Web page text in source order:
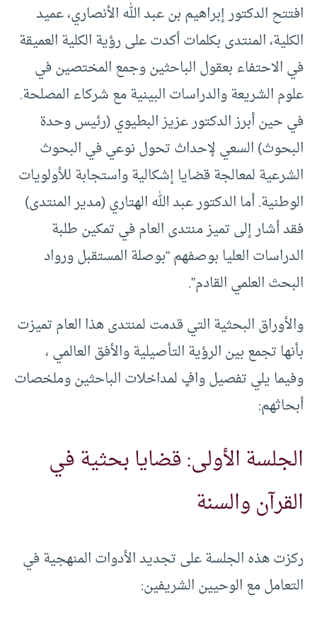
افتتح الدكتور إبراهيم بن عبد الله الأنصاري، عميد
الكلية، المنتدى بكلمات أكدت على رؤية الكلية العميقة
في الاحتفاء بعقول الباحثين وجمع المختصين في
علوم الشريعة والدراسات البينية مع شركاء المصلحة.
في حين أبرز الدكتور عزيز البطيوي (رئيس وحدة
البحوث) السعي لإحداث تحول نوعي في البحوث
الشرعية لمعالجة قضايا إشكالية واستجابة للأولويات
الوطنية. أما الدكتور عبد الله الهتاري (مدير المنتدى)
فقد أشار إلى تميز منتدى العام في تمكين طلبة
الدراسات العليا بوصفهم “بوصلة المستقبل ورواد
البحث العلمي القادم”.
والأوراق البحثية التي قدمت لمنتدى هذا العام تميزت
بأنها تجمع بين الرؤية التأصيلية والأفق العالمي ،
وفيما يلي تفصيل وافٍ لمداخلات الباحثين وملخصات
أبحاثهم:
الجلسة الأولى: قضايا بحثية في
القرآن والسنة
ركزت هذه الجلسة على تجديد الأدوات المنهجية في
التعامل مع الوحيين الشريفين: